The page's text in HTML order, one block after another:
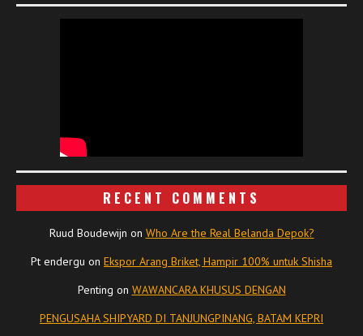
RECENT COMMENTS
Ruud Boudewijn on Who Are the Real Belanda Depok?
Pt endergu on Ekspor Arang Briket, Hampir 100% untuk Shisha
Penting on WAWANCARA KHUSUS DENGAN
PENGUSAHA SHIPYARD DI TANJUNGPINANG, BATAM KEPRI